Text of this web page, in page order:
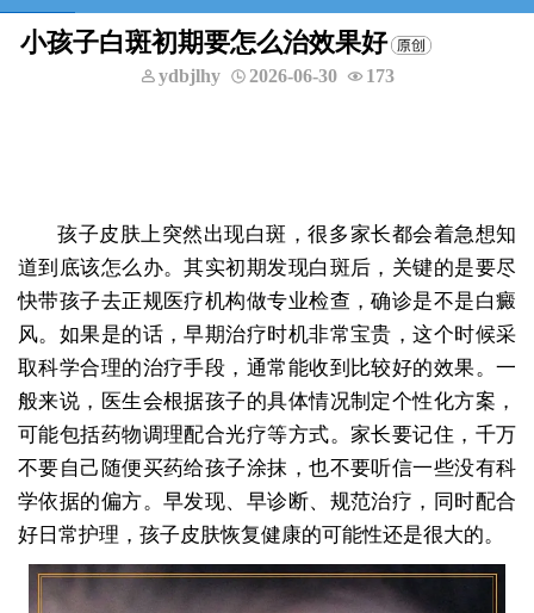
小孩子白斑初期要怎么治效果好
ydbjlhy 2026-06-30 173
孩子皮肤上突然出现白斑，很多家长都会着急想知
道到底该怎么办。其实初期发现白斑后，关键的是要尽
快带孩子去正规医疗机构做专业检查，确诊是不是白癜
风。如果是的话，早期治疗时机非常宝贵，这个时候采
取科学合理的治疗手段，通常能收到比较好的效果。一
般来说，医生会根据孩子的具体情况制定个性化方案，
可能包括药物调理配合光疗等方式。家长要记住，千万
不要自己随便买药给孩子涂抹，也不要听信一些没有科
学依据的偏方。早发现、早诊断、规范治疗，同时配合
好日常护理，孩子皮肤恢复健康的可能性还是很大的。